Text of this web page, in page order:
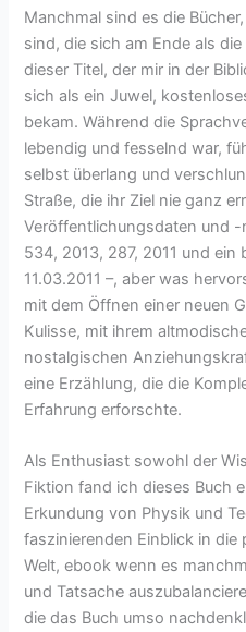
Manchmal sind es die
sind, die sich am Ende als
dieser Titel, der mir in der
sich als ein Juwel,
bekam. Während die
lebendig und fesselnd war,
selbst überlang und
Straße, die ihr Ziel nie ganz
Veröffentlichungsdaten und
534, 2013, 287, 2011 und ein
11.03.2011 –, aber was
mit dem Öffnen einer neuen
Kulisse, mit ihrem
nostalgischen
eine Erzählung, die die
Erfahrung erforschte.
Als Enthusiast sowohl der
Fiktion fand ich dieses Buch
Erkundung von Physik und
faszinierenden Einblick in die
Welt, ebook wenn es
und Tatsache
die das Buch umso